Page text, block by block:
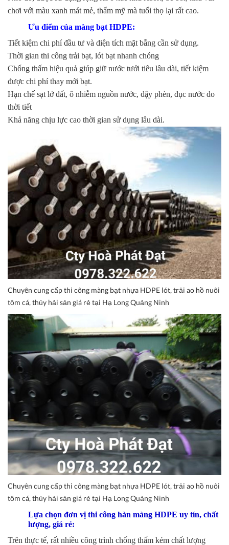
chơi với màu xanh mát mẻ, thẩm mỹ mà tuổi thọ lại rất cao.
Ưu điểm của màng bạt HDPE:
Tiết kiệm chi phí đầu tư và diện tích mặt bằng cần sử dụng.
Thời gian thi công trải bạt, lót bạt nhanh chóng
Chống thấm hiệu quả giúp giữ nước tưới tiêu lâu dài, tiết kiệm
được chi phí thay mới bạt.
Hạn chế sạt lở đất, ô nhiễm nguồn nước, dậy phèn, đục nước do
thời tiết
Khả năng chịu lực cao thời gian sử dụng lâu dài.
Chuyên cung cấp thi công màng bạt nhựa HDPE lót, trải ao hồ nuôi
tôm cá, thủy hải sản giá rẻ tại Hạ Long Quảng Ninh
Chuyên cung cấp thi công màng bạt nhựa HDPE lót, trải ao hồ nuôi
tôm cá, thủy hải sản giá rẻ tại Hạ Long Quảng Ninh
Lựa chọn đơn vị thi công hàn màng HDPE uy tín, chất
lượng, giá rẻ:
Trên thực tế, rất nhiều công trình chống thấm kém chất lượng